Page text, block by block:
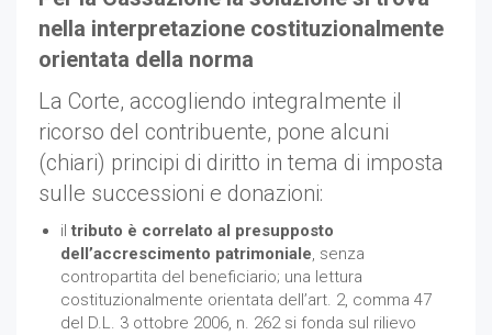
nella interpretazione costituzionalmente
orientata della norma
La Corte, accogliendo integralmente il
ricorso del contribuente, pone alcuni
(chiari) principi di diritto in tema di imposta
sulle successioni e donazioni:
il tributo è correlato al presupposto
dell’accrescimento patrimoniale, senza
contropartita del beneficiario; una lettura
costituzionalmente orientata dell’art. 2, comma 47
del D.L. 3 ottobre 2006, n. 262 si fonda sul rilievo